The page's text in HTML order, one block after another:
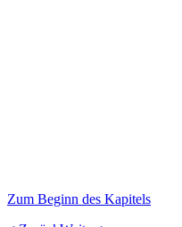
Zum Beginn des Kapitels